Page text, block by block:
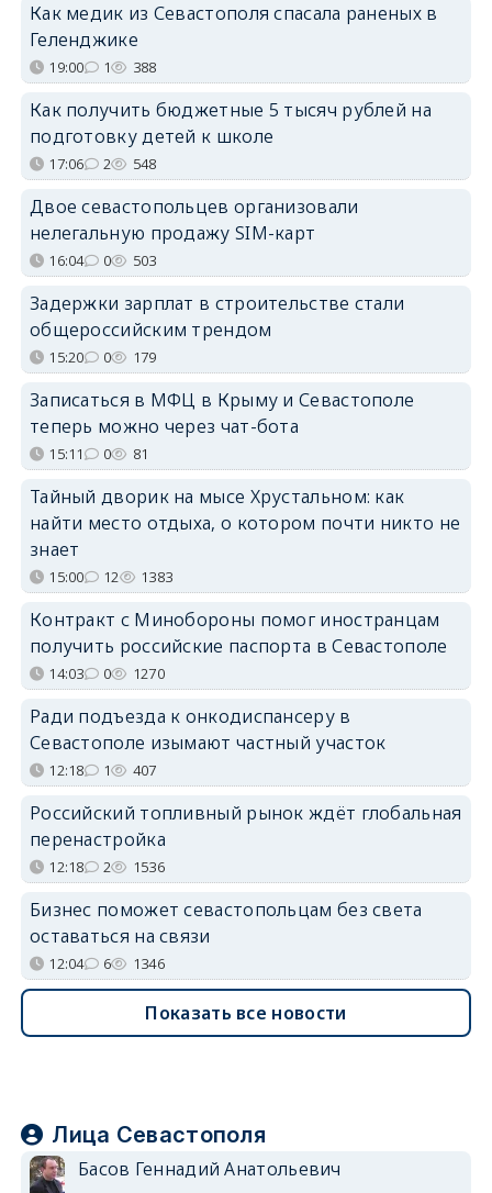
Как медик из Севастополя спасала раненых в
Геленджике
19:00 1 388
Как получить бюджетные 5 тысяч рублей на
подготовку детей к школе
17:06 2 548
Двое севастопольцев организовали
нелегальную продажу SIM-карт
16:04 0 503
Задержки зарплат в строительстве стали
общероссийским трендом
15:20 0 179
Записаться в МФЦ в Крыму и Севастополе
теперь можно через чат-бота
15:11 0 81
Тайный дворик на мысе Хрустальном: как
найти место отдыха, о котором почти никто не
знает
15:00 12 1383
Контракт с Минобороны помог иностранцам
получить российские паспорта в Севастополе
14:03 0 1270
Ради подъезда к онкодиспансеру в
Севастополе изымают частный участок
12:18 1 407
Российский топливный рынок ждёт глобальная
перенастройка
12:18 2 1536
Бизнес поможет севастопольцам без света
оставаться на связи
12:04 6 1346
Показать все новости
Лица Севастополя
Басов Геннадий Анатольевич